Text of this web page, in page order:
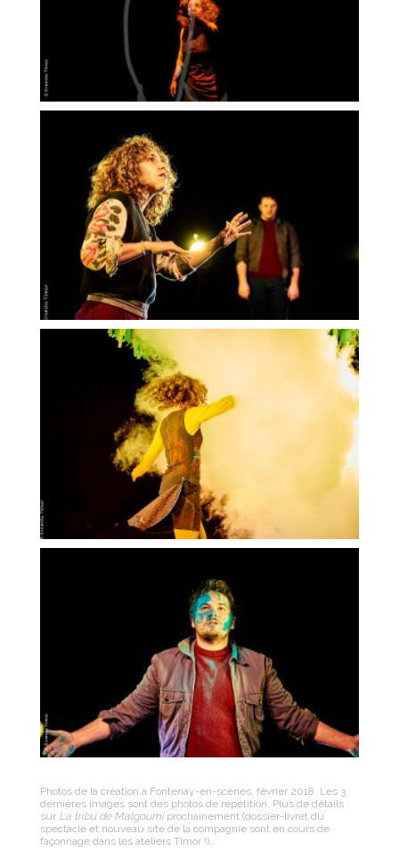
Photos de la création à Fontenay-en-scènes, février 2018. Les 3
dernières images sont des photos de répétition. Plus de détails
sur La tribu de Malgoumiprochainement (dossier-livret du
spectacle et nouveau site de la compagnie sont en cours de
façonnage dans les ateliers Timor !)…